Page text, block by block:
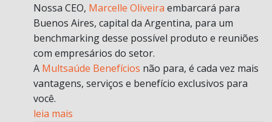
Nossa CEO, Marcelle Oliveira embarcará para
Buenos Aires, capital da Argentina, para um
benchmarking desse possível produto e reuniões
com empresários do setor.
A Multsaúde Benefícios não para, é cada vez mais
vantagens, serviços e benefício exclusivos para
você.
leia mais